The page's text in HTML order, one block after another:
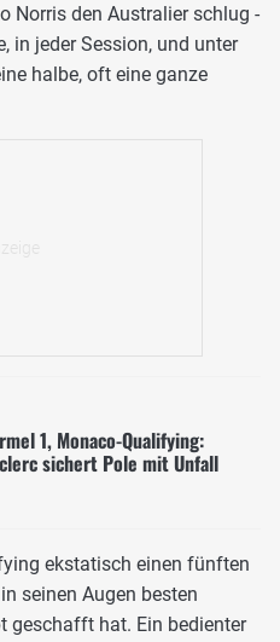
Norris den Australier schlug -
in jeder Session, und unter
halbe, oft eine ganze
1, Monaco-Qualifying:
sichert Pole mit Unfall
ekstatisch einen fünften
seinen Augen besten
geschafft hat. Ein bedienter